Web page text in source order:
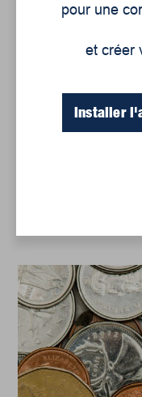
Enjeux sociaux
Pauvreté:
devient un
pour une
et créer
Installer